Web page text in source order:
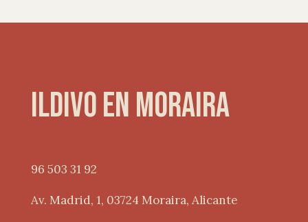
ildivo en moraira
96 503 31 92
Av. Madrid, 1, 03724 Moraira, Alicante